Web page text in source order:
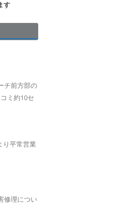
す
チ前方部の
ミ約10セ
り平常営業
修理につい